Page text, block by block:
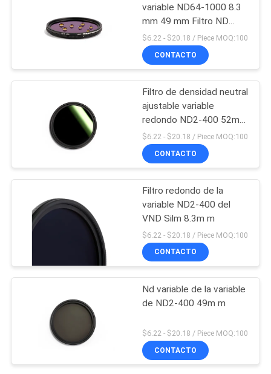
PRIVACY
POLICY
variable ND64-1000 8.3
mm 49 mm Filtro ND
variable
$6.22 - $20.18 / Piece MOQ:100
CONTACTO
Filtro de densidad neutral
ajustable variable
redondo ND2-400 52m
m
$6.22 - $20.18 / Piece MOQ:100
CONTACTO
Filtro redondo de la
variable ND2-400 del
VND Silm 8.3m m
$6.22 - $20.18 / Piece MOQ:100
CONTACTO
Nd variable de la variable
de ND2-400 49m m
$6.22 - $20.18 / Piece MOQ:100
CONTACTO